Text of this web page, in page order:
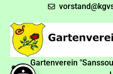
Gartenverein